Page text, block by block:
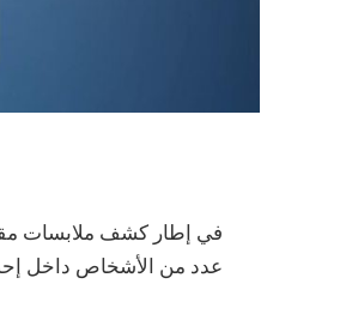
في إطار كشف ملابسات
عدد من الأشخاص داخل